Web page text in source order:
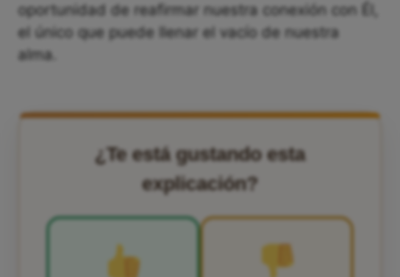
oportunidad de reafirmar nuestra conexión con Él,
el único que puede llenar el vacío de nuestra
alma.
¿Te está gustando esta
explicación?